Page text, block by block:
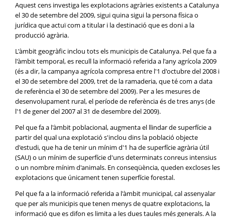
Aquest cens investiga les explotacions agràries existents a Catalunya
el 30 de setembre del 2009, sigui quina sigui la persona física o
jurídica que actuï com a titular i la destinació que es doni a la
producció agrària.
L'àmbit geogràfic inclou tots els municipis de Catalunya. Pel que fa a
l'àmbit temporal, es recull la informació referida a l'any agrícola 2009
(és a dir, la campanya agrícola compresa entre l'1 d'octubre del 2008 i
el 30 de setembre del 2009, tret de la ramaderia, que té com a data
de referència el 30 de setembre del 2009). Per a les mesures de
desenvolupament rural, el període de referència és de tres anys (de
l'1 de gener del 2007 al 31 de desembre del 2009).
Pel que fa a l'àmbit poblacional, augmenta el llindar de superfície a
partir del qual una explotació s'inclou dins la població objecte
d'estudi, que ha de tenir un mínim d'1 ha de superfície agrària útil
(SAU) o un mínim de superfície d'uns determinats conreus intensius
o un nombre mínim d'animals. En conseqüència, queden excloses les
explotacions que únicament tenen superfície forestal.
Pel que fa a la informació referida a l'àmbit municipal, cal assenyalar
que per als municipis que tenen menys de quatre explotacions, la
informació que es difon es limita a les dues taules més generals. A la